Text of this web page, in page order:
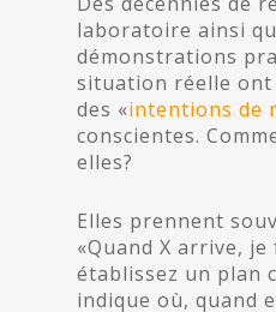
laboratoire ainsi
démonstrations
situation réelle
des «intentions de
conscientes.
elles?
Elles prennent
«Quand X arrive, je
établissez un plan
indique où, quand